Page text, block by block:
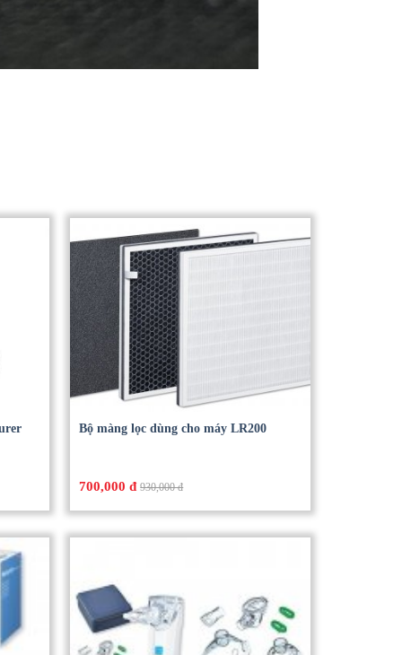
Bộ màng lọc dùng cho máy LR200
700,000 đ 930,000 đ